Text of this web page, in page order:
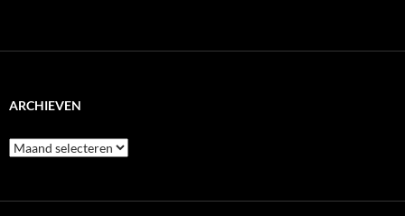
ARCHIEVEN
Archieven